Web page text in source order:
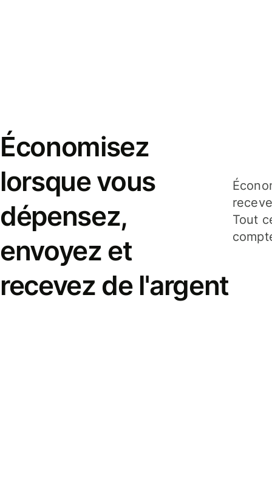
Économisez
lorsque vous
dépensez,
envoyez et
recevez de l'argent
Tout